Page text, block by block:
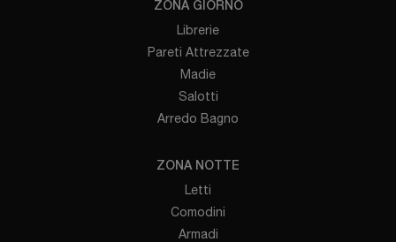
ZONA GIORNO
Librerie
Pareti Attrezzate
Madie
Salotti
Arredo Bagno
ZONA NOTTE
Letti
Comodini
Armadi